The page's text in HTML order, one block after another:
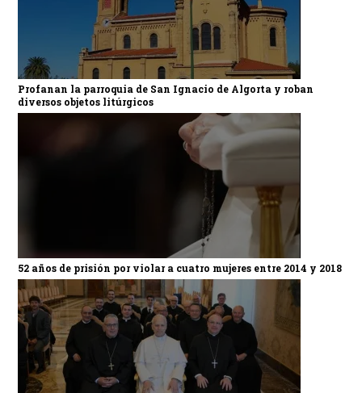
Profanan la parroquia de San Ignacio de Algorta y roban
diversos objetos litúrgicos
52 años de prisión por violar a cuatro mujeres entre 2014 y 2018